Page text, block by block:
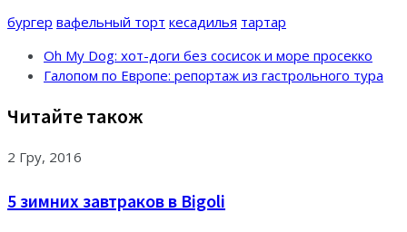
бургер вафельный торт кесадилья тартар
Oh My Dog: хот-доги без сосисок и море просекко
Галопом по Европе: репортаж из гастрольного тура
Читайте також
2 Гру, 2016
5 зимних завтраков в Bigoli